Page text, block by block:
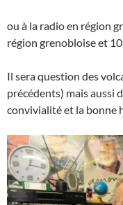
ou à la radio en région
région grenobloise et
Il sera question des
précédents) mais aussi
convivialité et la bonne